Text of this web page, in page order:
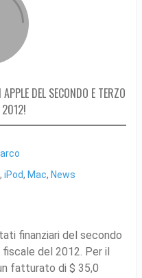
DEL SECONDO E TERZO
2012!
, iPod, Mac, News
finanziari del secondo
del 2012. Per il
fatturato di $ 35,0